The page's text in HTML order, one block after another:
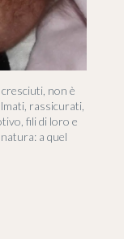
non è
rassicurati,
fili di loro e
a quel